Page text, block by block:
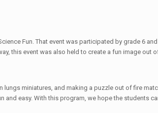
Fun. That event was participated by grade 6
this event was also held to create a fun image out
miniatures, and making a puzzle out of fire
easy. With this program, we hope the students